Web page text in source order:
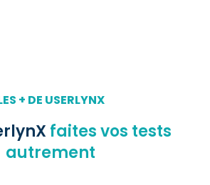
+ DE USERLYNX
faites vos tests
autrement